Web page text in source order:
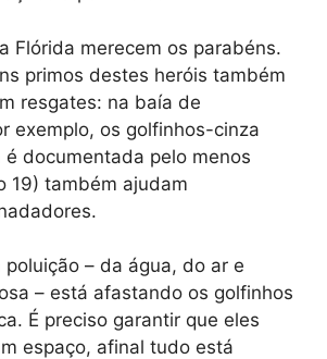
Flórida merecem os parabéns.
primos destes heróis também
resgates: na baía de
exemplo, os golfinhos-cinza
é documentada pelo menos
19) também ajudam
– da água, do ar e
– está afastando os golfinhos
É preciso garantir que eles
espaço, afinal tudo está